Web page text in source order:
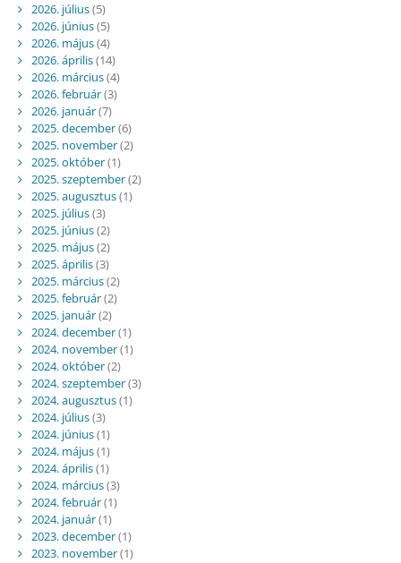
2026. július(5)
2026. június(5)
2026. május(4)
2026. április(14)
2026. március(4)
2026. február(3)
2026. január(7)
2025. december(6)
2025. november(2)
2025. október(1)
2025. szeptember(2)
2025. augusztus(1)
2025. július(3)
2025. június(2)
2025. május(2)
2025. április(3)
2025. március(2)
2025. február(2)
2025. január(2)
2024. december(1)
2024. november(1)
2024. október(2)
2024. szeptember(3)
2024. augusztus(1)
2024. július(3)
2024. június(1)
2024. május(1)
2024. április(1)
2024. március(3)
2024. február(1)
2024. január(1)
2023. december(1)
2023. november(1)